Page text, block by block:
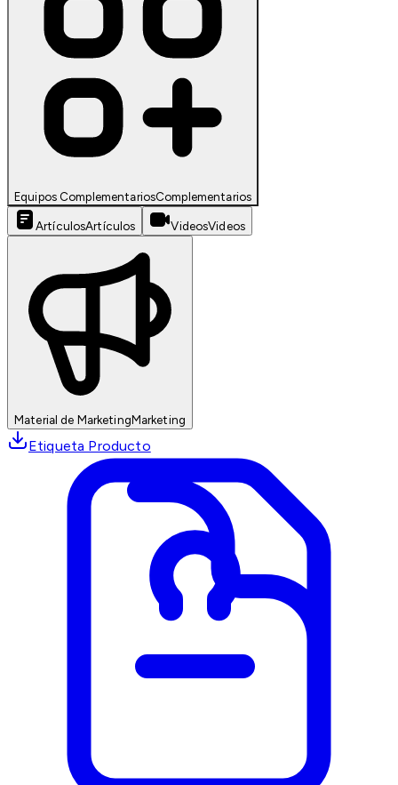
Equipos ComplementariosComplementarios
ArtículosArtículos VideosVideos
Material de MarketingMarketing
Etiqueta Producto